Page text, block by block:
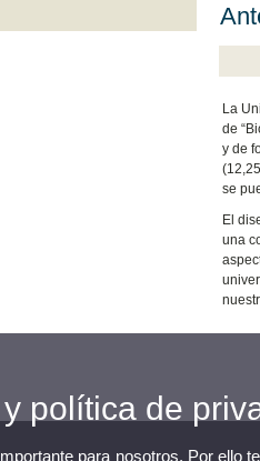
La
de
y de
se
El
una
política de
para nosotros. Por ello